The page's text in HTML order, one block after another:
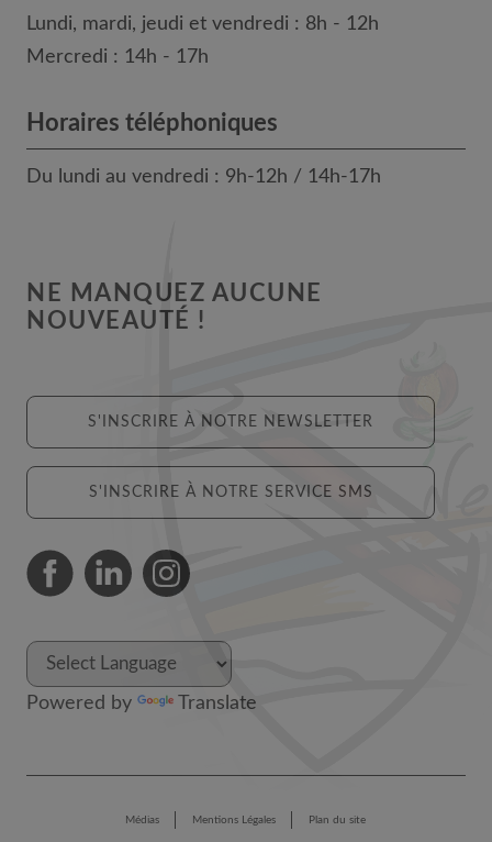
Lundi, mardi, jeudi et vendredi : 8h - 12h
Mercredi : 14h - 17h
Horaires téléphoniques
Du lundi au vendredi : 9h-12h / 14h-17h
NE MANQUEZ AUCUNE
NOUVEAUTÉ !
S'INSCRIRE À NOTRE NEWSLETTER
S'INSCRIRE À NOTRE SERVICE SMS
Powered by Translate
Médias Mentions Légales Plan du site